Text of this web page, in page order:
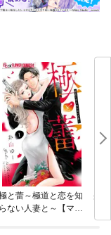
と蕾～極道と恋を知
らない人妻と～【マイ
蜜